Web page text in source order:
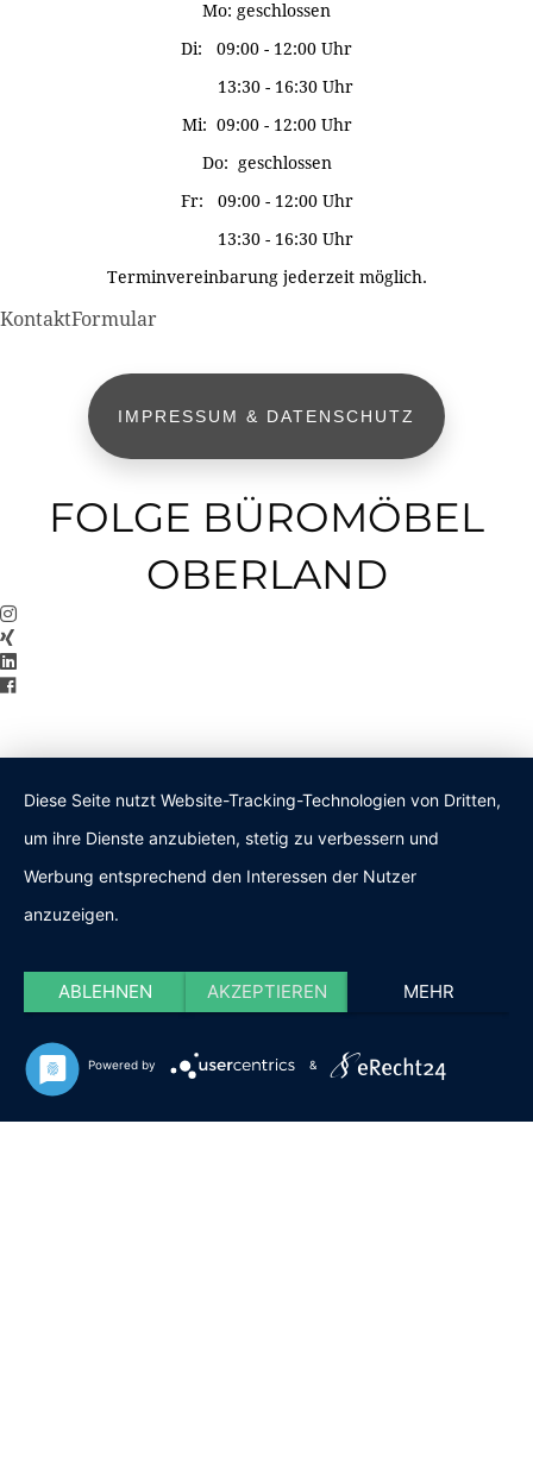
Mo: geschlossen
Di: 09:00 - 12:00 Uhr
13:30 - 16:30 Uhr
Mi: 09:00 - 12:00 Uhr
Do: geschlossen
Fr: 09:00 - 12:00 Uhr
13:30 - 16:30 Uhr
Terminvereinbarung jederzeit möglich.
KontaktFormular
IMPRESSUM & DATENSCHUTZ
FOLGE BÜROMÖBEL
OBERLAND
Diese Seite nutzt Website-Tracking-Technologien von Dritten,
um ihre Dienste anzubieten, stetig zu verbessern und
Werbung entsprechend den Interessen der Nutzer
anzuzeigen.
ABLEHNEN AKZEPTIEREN MEHR
Powered by &